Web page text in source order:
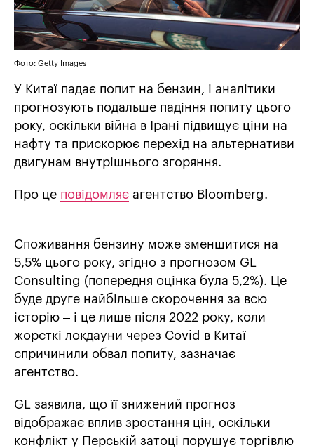
Фото: Getty Images
У Китаї падає попит на бензин, і аналітики
прогнозують подальше падіння попиту цього
року, оскільки війна в Ірані підвищує ціни на
нафту та прискорює перехід на альтернативи
двигунам внутрішнього згоряння.
Про це повідомляє агентство Bloomberg.
Споживання бензину може зменшитися на
5,5% цього року, згідно з прогнозом GL
Consulting (попередня оцінка була 5,2%). Це
буде друге найбільше скорочення за всю
історію – і це лише після 2022 року, коли
жорсткі локдауни через Covid в Китаї
спричинили обвал попиту, зазначає
агентство.
GL заявила, що її знижений прогноз
відображає вплив зростання цін, оскільки
конфлікт у Перській затоці порушує торгівлю